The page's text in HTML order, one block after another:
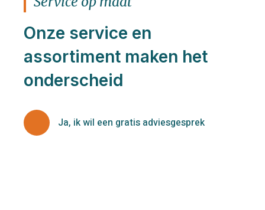
Onze service en
assortiment maken het
onderscheid
Ja, ik wil een gratis adviesgesprek